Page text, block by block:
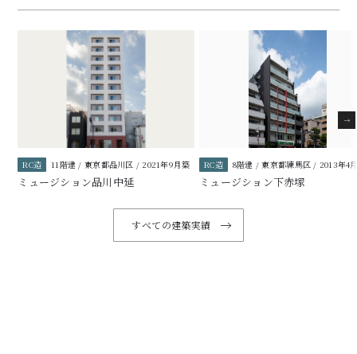
RC造 11階建 / 東京都品川区 / 2021年9月築
ミュージション品川中延
RC造 8階建 / 東京都練馬区 / 2013年4
ミュージション下赤塚
すべての建築実績